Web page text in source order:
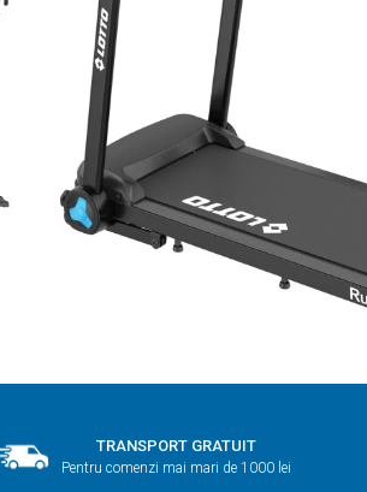
TRANSPORT GRATUIT
Pentru comenzi mai mari de 1000 lei